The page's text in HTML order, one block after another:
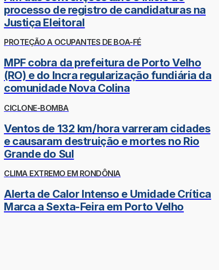
processo de registro de candidaturas na
Justiça Eleitoral
PROTEÇÃO A OCUPANTES DE BOA-FÉ
MPF cobra da prefeitura de Porto Velho
(RO) e do Incra regularização fundiária da
comunidade Nova Colina
CICLONE-BOMBA
Ventos de 132 km/hora varreram cidades
e causaram destruição e mortes no Rio
Grande do Sul
CLIMA EXTREMO EM RONDÔNIA
Alerta de Calor Intenso e Umidade Crítica
Marca a Sexta-Feira em Porto Velho